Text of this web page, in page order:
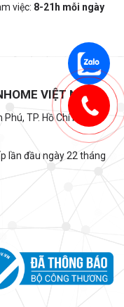
việc: 8-21h mỗi ngày
VIỆT NAM
TP. Hồ Chí Minh
lần đầu ngày 22 tháng